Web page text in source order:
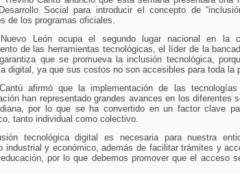
Social para introducir el concepto de
de los programas oficiales.
Nuevo León ocupa el segundo lugar nacional en la
de las herramientas tecnológicas, el líder de la
que se promueva la inclusión tecnológica,
digital, ya que sus costos no son accesibles para toda la
afirmó que la implementación de las
han representado grandes avances en los diferentes
por lo que se ha convertido en un factor clave
tanto individual como colectivo.
tecnológica digital es necesaria para nuestra
industrial y económico, además de facilitar trámites y
por lo que debemos promover que el acceso